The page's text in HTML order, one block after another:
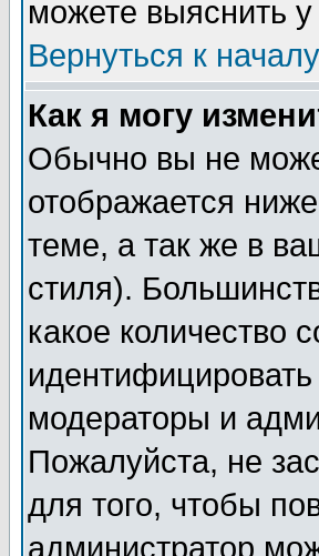
можете выяснить
Вернуться к началу
Как я могу
Обычно вы не
отображается
теме, а так же в
стиля).
какое количество
модераторы и
Пожалуйста, не
для того, чтобы
администратор